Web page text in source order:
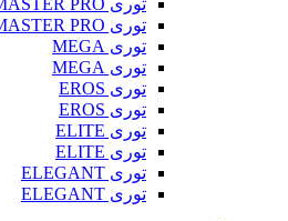
توری MASTER PRO
توری MASTER PRO
توری MEGA
توری MEGA
توری EROS
توری EROS
توری ELITE
توری ELITE
توری ELEGANT
توری ELEGANT